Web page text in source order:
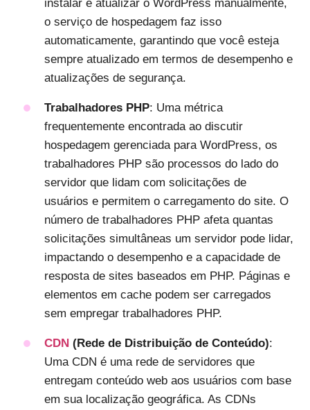
instalar e atualizar o WordPress manualmente,
o serviço de hospedagem faz isso
automaticamente, garantindo que você esteja
sempre atualizado em termos de desempenho e
atualizações de segurança.
Trabalhadores PHP: Uma métrica
frequentemente encontrada ao discutir
hospedagem gerenciada para WordPress, os
trabalhadores PHP são processos do lado do
servidor que lidam com solicitações de
usuários e permitem o carregamento do site. O
número de trabalhadores PHP afeta quantas
solicitações simultâneas um servidor pode lidar,
impactando o desempenho e a capacidade de
resposta de sites baseados em PHP. Páginas e
elementos em cache podem ser carregados
sem empregar trabalhadores PHP.
CDN (Rede de Distribuição de Conteúdo):
Uma CDN é uma rede de servidores que
entregam conteúdo web aos usuários com base
em sua localização geográfica. As CDNs